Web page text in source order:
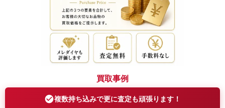
モンブラン（万年筆）
デュポン（ライター）
バカラ（食器）
ウェッジウッド リヤドロ その他
※上記以外にも多数のブランドを取り扱っております。お気軽にご相談く
ださい。
買取事例
複数持ち込みで更に査定も頑張ります！